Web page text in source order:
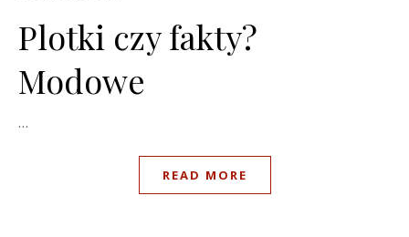
Plotki czy fakty?
Modowe
…
READ MORE